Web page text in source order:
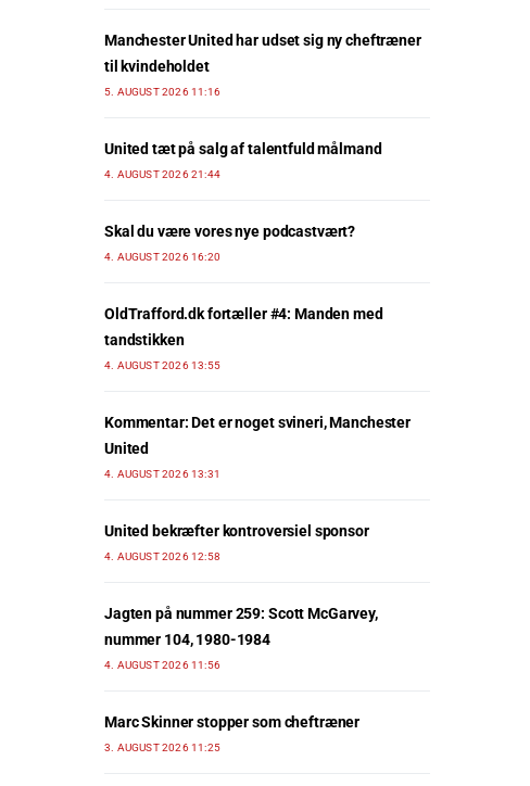
Manchester United har udset sig ny cheftræner
til kvindeholdet
5. AUGUST 2026 11:16
United tæt på salg af talentfuld målmand
4. AUGUST 2026 21:44
Skal du være vores nye podcastvært?
4. AUGUST 2026 16:20
OldTrafford.dk fortæller #4: Manden med
tandstikken
4. AUGUST 2026 13:55
Kommentar: Det er noget svineri, Manchester
United
4. AUGUST 2026 13:31
United bekræfter kontroversiel sponsor
4. AUGUST 2026 12:58
Jagten på nummer 259: Scott McGarvey,
nummer 104, 1980-1984
4. AUGUST 2026 11:56
Marc Skinner stopper som cheftræner
3. AUGUST 2026 11:25